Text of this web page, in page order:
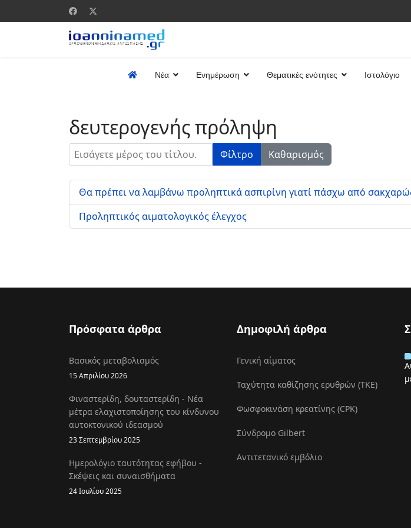
Νέα Ενημέρωση Θεματικές ενότητες Ιστολόγιο
δευτερογενής πρόληψη
Εισάγετε μέρος του τίτλου. Φίλτρο Καθαρισμός
Θα πρέπει να λαμβάνω προληπτικά ασπιρίνη γιατί πάσχω από
Προληπτικός αιματολογικός έλεγχος
Πρόσφατα άρθρα
Βασικός μεταβολισμός
15 Απριλίου 2026
Φιναστερίδη, δουταστερίδη - Νέα
μέτρα ελαχιστοποίησης του κίνδυνου
αυτοκτονικού ιδεασμού
23 Σεπτεμβρίου 2025
Ημερολόγιο ταυτότητας εφήβου -
Σκέψεις και συναισθήματα
24 Ιουλίου 2025
Δημοφιλή άρθρα
Γενική αίματος
Ταχύτητα καθίζησης ερυθρών (ΤΚΕ)
Φωσφοκινάση κρεατίνης (CPK)
Σύνδρομο Gilbert
Αντιτετανικό εμβόλιο